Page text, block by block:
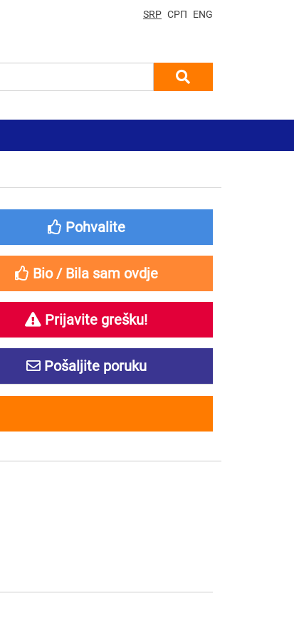
SRP СРП ENG
Pohvalite
Bio / Bila sam ovdje
Prijavite grešku!
Pošaljite poruku